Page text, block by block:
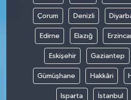
Çorum Denizli
Edirne Elazığ
Eskişehir Gaziantep
Gümüşhane Hakkâri
Isparta İstanbul